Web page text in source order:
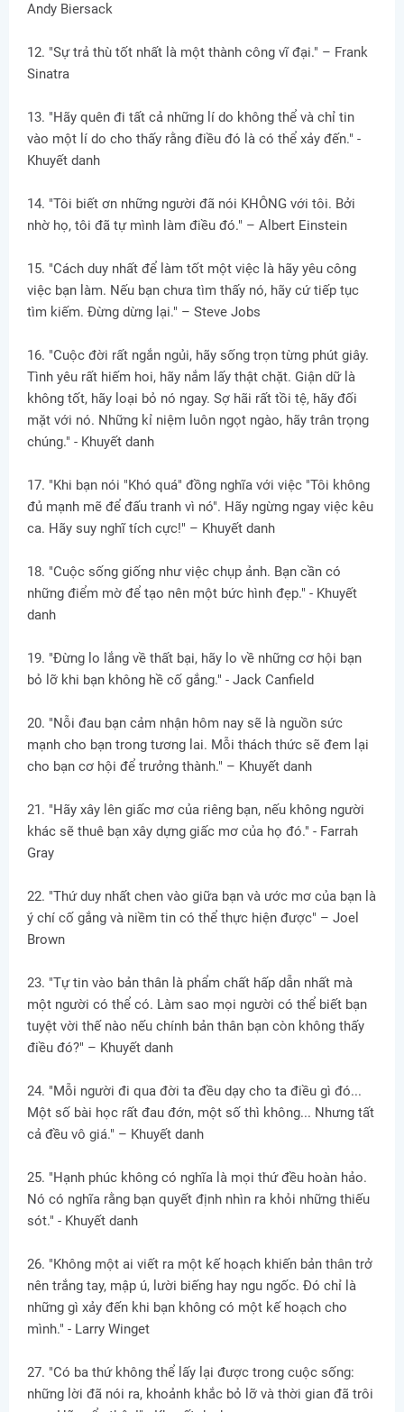
Andy Biersack
12. "Sự trả thù tốt nhất là một thành công vĩ đại." – Frank
Sinatra
13. "Hãy quên đi tất cả những lí do không thể và chỉ tin
vào một lí do cho thấy rằng điều đó là có thể xảy đến." -
Khuyết danh
14. "Tôi biết ơn những người đã nói KHÔNG với tôi. Bởi
nhờ họ, tôi đã tự mình làm điều đó." – Albert Einstein
15. "Cách duy nhất để làm tốt một việc là hãy yêu công
việc bạn làm. Nếu bạn chưa tìm thấy nó, hãy cứ tiếp tục
tìm kiếm. Đừng dừng lại." – Steve Jobs
16. "Cuộc đời rất ngắn ngủi, hãy sống trọn từng phút giây.
Tình yêu rất hiếm hoi, hãy nắm lấy thật chặt. Giận dữ là
không tốt, hãy loại bỏ nó ngay. Sợ hãi rất tồi tệ, hãy đối
mặt với nó. Những kỉ niệm luôn ngọt ngào, hãy trân trọng
chúng." - Khuyết danh
17. "Khi bạn nói "Khó quá" đồng nghĩa với việc "Tôi không
đủ mạnh mẽ để đấu tranh vì nó". Hãy ngừng ngay việc kêu
ca. Hãy suy nghĩ tích cực!" – Khuyết danh
18. "Cuộc sống giống như việc chụp ảnh. Bạn cần có
những điểm mờ để tạo nên một bức hình đẹp." - Khuyết
danh
19. "Đừng lo lắng về thất bại, hãy lo về những cơ hội bạn
bỏ lỡ khi bạn không hề cố gắng." - Jack Canfield
20. "Nỗi đau bạn cảm nhận hôm nay sẽ là nguồn sức
mạnh cho bạn trong tương lai. Mỗi thách thức sẽ đem lại
cho bạn cơ hội để trưởng thành." – Khuyết danh
21. "Hãy xây lên giấc mơ của riêng bạn, nếu không người
khác sẽ thuê bạn xây dựng giấc mơ của họ đó." - Farrah
Gray
22. "Thứ duy nhất chen vào giữa bạn và ước mơ của bạn là
ý chí cố gắng và niềm tin có thể thực hiện được" – Joel
Brown
23. "Tự tin vào bản thân là phẩm chất hấp dẫn nhất mà
một người có thể có. Làm sao mọi người có thể biết bạn
tuyệt vời thế nào nếu chính bản thân bạn còn không thấy
điều đó?" – Khuyết danh
24. "Mỗi người đi qua đời ta đều dạy cho ta điều gì đó...
Một số bài học rất đau đớn, một số thì không... Nhưng tất
cả đều vô giá." – Khuyết danh
25. "Hạnh phúc không có nghĩa là mọi thứ đều hoàn hảo.
Nó có nghĩa rằng bạn quyết định nhìn ra khỏi những thiếu
sót." - Khuyết danh
26. "Không một ai viết ra một kế hoạch khiến bản thân trở
nên trắng tay, mập ú, lười biếng hay ngu ngốc. Đó chỉ là
những gì xảy đến khi bạn không có một kế hoạch cho
mình." - Larry Winget
27. "Có ba thứ không thể lấy lại được trong cuộc sống:
những lời đã nói ra, khoảnh khắc bỏ lỡ và thời gian đã trôi